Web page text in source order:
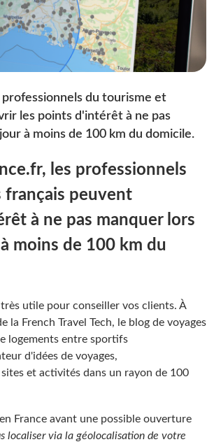
professionnels du tourisme et
les points d'intérêt à ne pas
à moins de 100 km du domicile.
les professionnels
français peuvent
à ne pas manquer lors
moins de 100 km du
utile pour conseiller vos clients. À
French Travel Tech, le blog de voyages
logements entre sportifs
d'idées de voyages,
et activités dans un rayon de 100
France avant une possible ouverture
localiser via la géolocalisation de votre